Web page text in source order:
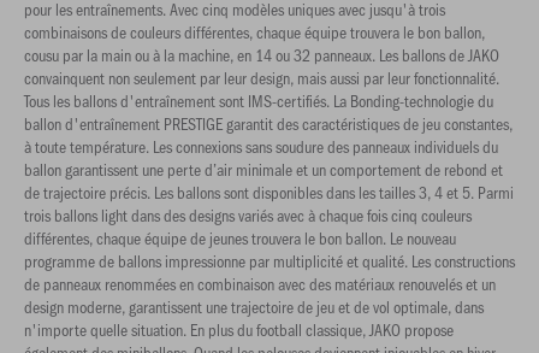
pour les entraînements. Avec cinq modèles uniques avec jusqu'à trois
combinaisons de couleurs différentes, chaque équipe trouvera le bon ballon,
cousu par la main ou à la machine, en 14 ou 32 panneaux. Les ballons de JAKO
convainquent non seulement par leur design, mais aussi par leur fonctionnalité.
Tous les ballons d'entraînement sont IMS-certifiés. La Bonding-technologie du
ballon d'entraînement PRESTIGE garantit des caractéristiques de jeu constantes,
à toute température. Les connexions sans soudure des panneaux individuels du
ballon garantissent une perte d’air minimale et un comportement de rebond et
de trajectoire précis. Les ballons sont disponibles dans les tailles 3, 4 et 5. Parmi
trois ballons light dans des designs variés avec à chaque fois cinq couleurs
différentes, chaque équipe de jeunes trouvera le bon ballon. Le nouveau
programme de ballons impressionne par multiplicité et qualité. Les constructions
de panneaux renommées en combinaison avec des matériaux renouvelés et un
design moderne, garantissent une trajectoire de jeu et de vol optimale, dans
n'importe quelle situation. En plus du football classique, JAKO propose